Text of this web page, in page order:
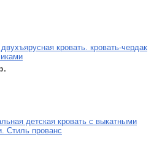
кровать. кровать-чердак
детская кровать с выкатными
Стиль прованс